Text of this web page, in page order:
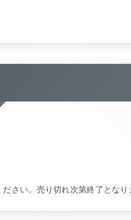
さい。売り切れ次第終了となり